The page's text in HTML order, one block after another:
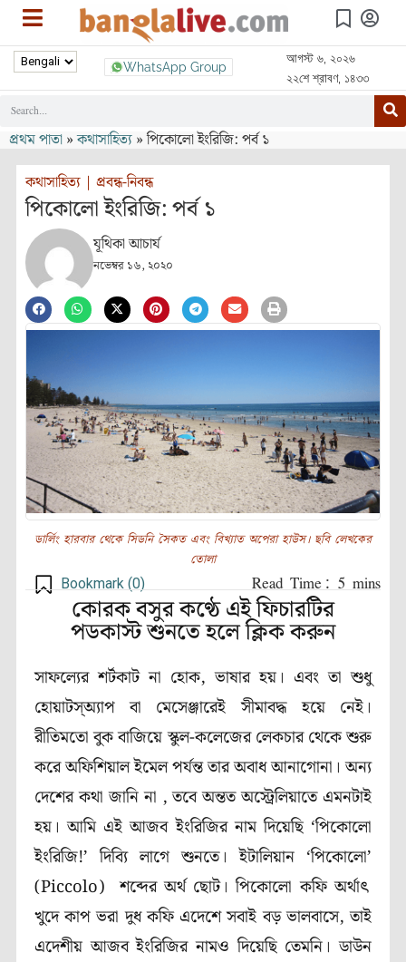
WhatsApp Group
আগস্ট ৬, ২০২৬
২২শে শ্রাবণ, ১৪৩৩
প্রথম পাতা »কথাসাহিত্য »পিকোলো ইংরিজি: পর্ব ১
কথাসাহিত্য | প্রবন্ধ-নিবন্ধ
পিকোলো ইংরিজি: পর্ব ১
যূথিকা আচার্য
নভেম্বর ১৬, ২০২০
ডার্লিং হারবার থেকে সিডনি সৈকত এবং বিখ্যাত অপেরা হাউস। ছবি লেখকের
তোলা
Bookmark (0)
কোরক বসুর কণ্ঠে এই ফিচারটির
পডকাস্ট শুনতে হলে ক্লিক করুন
সাফল্যের শর্টকাট না হোক, ভাষার হয়। এবং তা শুধু
হোয়াটস্অ্যাপ বা মেসেঞ্জারেই সীমাবদ্ধ হয়ে নেই।
রীতিমতো বুক বাজিয়ে স্কুল-কলেজের লেকচার থেকে শুরু
করে অফিশিয়াল ইমেল পর্যন্ত তার অবাধ আনাগোনা। অন্য
দেশের কথা জানি না , তবে অন্তত অস্ট্রেলিয়াতে এমনটাই
হয়। আমি এই আজব ইংরিজির নাম দিয়েছি ‘পিকোলো
ইংরিজি!’ দিব্যি লাগে শুনতে। ইটালিয়ান ‘পিকোলো’
(Piccolo) শব্দের অর্থ ছোট। পিকোলো কফি অর্থাৎ
খুদে কাপ ভরা দুধ কফি এদেশে সবাই বড় ভালবাসে, তাই
এদেশীয় আজব ইংরিজির নামও দিয়েছি তেমনি। ডাউন